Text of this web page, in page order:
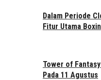
Dalam Periode
Fitur Utama
Tower of
Pada 11 Agustus